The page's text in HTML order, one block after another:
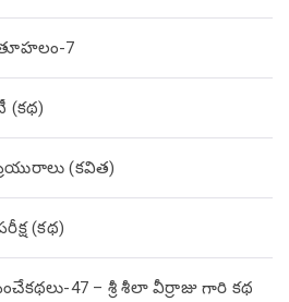
7
(కథ)
(కవిత)
(క‌థ‌)
47 – శ్రీ శీలా వీర్రాజు గారి కథ